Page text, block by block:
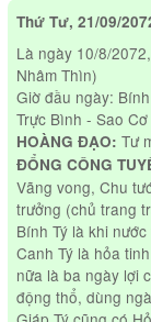
Thứ Tư, 21/09/
Là ngày 10/8/
Nhâm Thìn)
Giờ đầu ngày:
Trực Bình - Sao Cơ
HOÀNG ĐẠO: Tư
ĐỔNG CÔNG
Vãng vong, Chu
trưởng (chủ trang
Bính Tý là khi
Canh Tý là hỏa
nữa là ba ngày lợi
động thổ, dùng